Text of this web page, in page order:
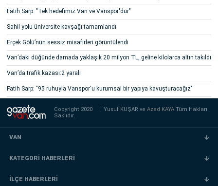
Fatih Sarp: "Tek hedefimiz Van ve Vanspor'dur"
Sahil yolu üniversite kavşağı tamamlandı
Erçek Gölü’nün sessiz misafirleri görüntülendi
Van’daki düğünde damada yaklaşık 20 milyon TL, geline kilolarca altın takıldı
Van’da trafik kazası:2 yaralı
Fatih Sarp: "95 ruhuyla Vanspor'u kurumsal bir yapıya kavuşturacağız"
Copyright 2020 Yusuf KUŞAR veAzad KAYATüm Hakları
Saklıdır.
VAN
KATEGORİ HABERLERİ
İLÇE HABERLERİ